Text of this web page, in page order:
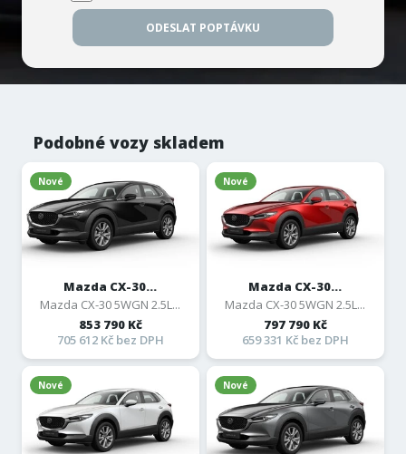
ODESLAT POPTÁVKU
Podobné vozy skladem
Nové
Mazda CX-30...
Mazda CX-30 5WGN 2.5L...
853 790 Kč
705 612 Kč bez DPH
Nové
Mazda CX-30...
Mazda CX-30 5WGN 2.5L...
797 790 Kč
659 331 Kč bez DPH
Nové Nové